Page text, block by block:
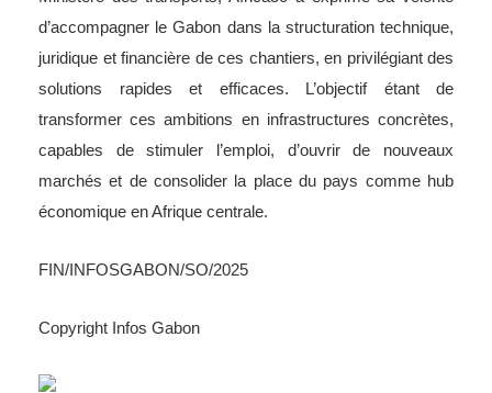
d’accompagner le Gabon dans la structuration technique,
juridique et financière de ces chantiers, en privilégiant des
solutions rapides et efficaces. L’objectif étant de
transformer ces ambitions en infrastructures concrètes,
capables de stimuler l’emploi, d’ouvrir de nouveaux
marchés et de consolider la place du pays comme hub
économique en Afrique centrale.
FIN/INFOSGABON/SO/2025
Copyright Infos Gabon